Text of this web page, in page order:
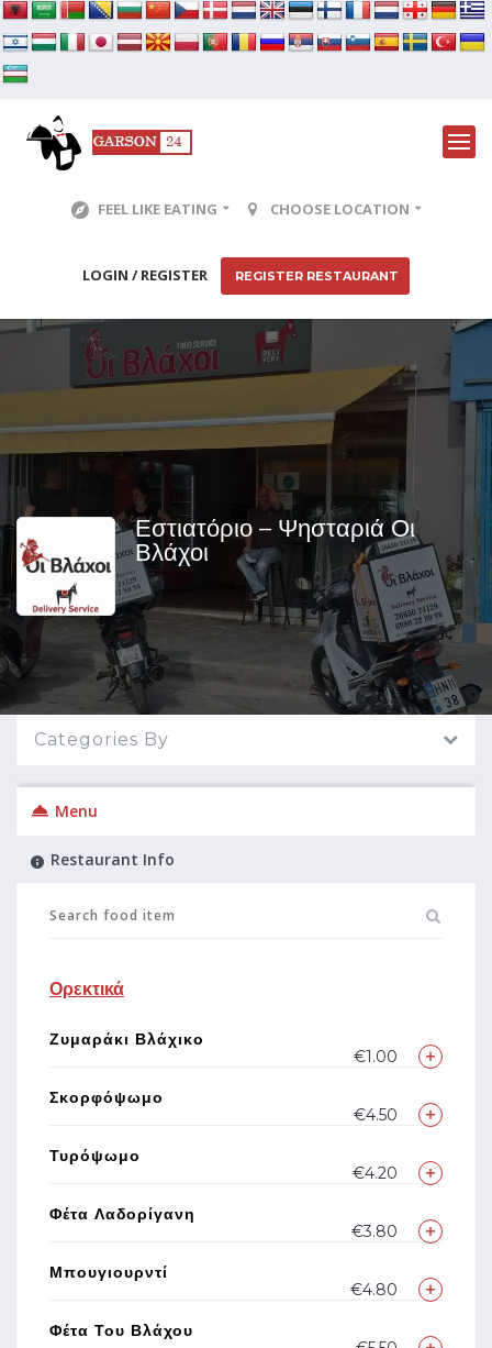
FEEL LIKE EATING CHOOSE LOCATION
LOGIN / REGISTER REGISTER RESTAURANT
Εστιατόριο – Ψησταριά Οι
Βλάχοι
Categories By
Menu
Restaurant Info
Ορεκτικά
Ζυμαράκι Βλάχικο
€1.00
Σκορφόψωμο
€4.50
Τυρόψωμο
€4.20
Φέτα Λαδορίγανη
€3.80
Μπουγιουρντί
€4.80
Φέτα Του Βλάχου